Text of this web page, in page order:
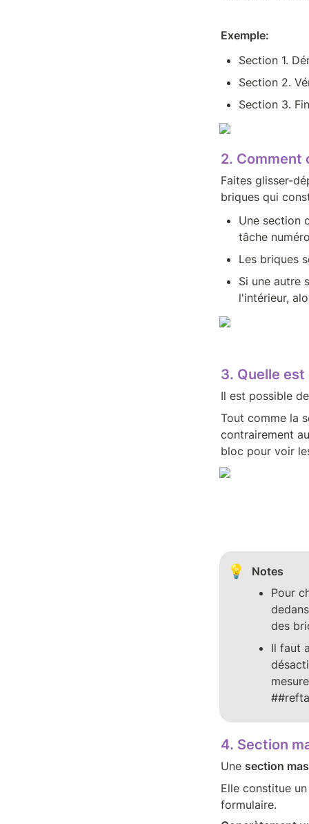
Exemple:
Section 1.
Section 2.
Section 3.
2. Comment
Faites glisser-
briques qui
Une section
tâche
Les briques
Si une autre
l'intérieur,
3. Quelle
Il est possible
Tout comme la
contrairement
bloc pour voir
💡
Notes
Pour
des
Il faut
4. Section
Une section
Elle constitue
formulaire.